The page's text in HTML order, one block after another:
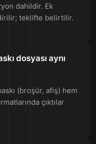
dahildir. Ek
teklifte belirtilir.
dosyası aynı
(broşür, afiş) hem
çıktılar